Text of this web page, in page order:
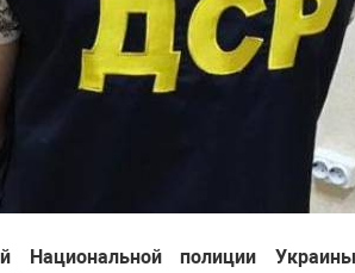
Национальной полиции